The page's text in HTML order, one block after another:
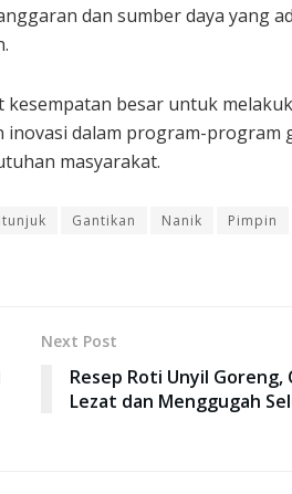
dan sumber daya yang
besar untuk
dalam program-program
masyarakat.
Gantikan Nanik Pimpin
Next Post
Resep Roti Unyil Goreng,
Lezat dan Menggugah